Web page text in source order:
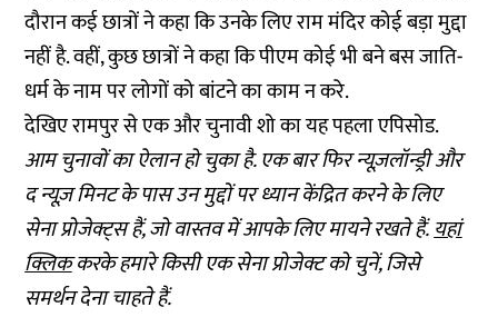
दौरान कई छात्रों ने कहा कि उनके लिए राम मंदिर कोई बड़ा मुद्दा
नहीं है. वहीं, कुछ छात्रों ने कहा कि पीएम कोई भी बने बस जाति-
धर्म के नाम पर लोगों को बांटने का काम न करे.
देखिए रामपुर से एक और चुनावी शो का यह पहला एपिसोड.
आम चुनावों का ऐलान हो चुका है. एक बार फिर न्यूज़लॉन्ड्री और
द न्यूज़ मिनट के पास उन मुद्दों पर ध्यान केंद्रित करने के लिए
सेना प्रोजेक्ट्स हैं, जो वास्तव में आपके लिए मायने रखते हैं.यहां
क्लिककरके हमारे किसी एक सेना प्रोजेक्ट को चुनें, जिसे
समर्थन देना चाहते हैं.